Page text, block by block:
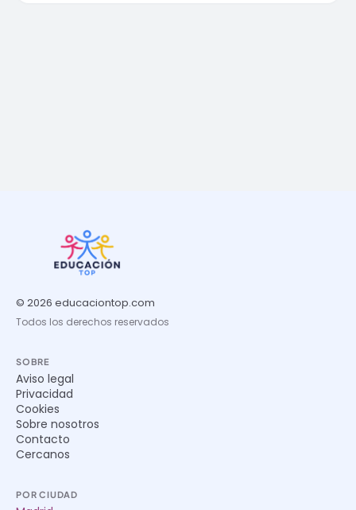
© 2026 educaciontop.com
Todos los derechos reservados
SOBRE
Aviso legal
Privacidad
Cookies
Sobre nosotros
Contacto
Cercanos
POR CIUDAD